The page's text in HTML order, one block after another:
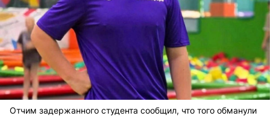
Отчим задержанного студента сообщил, что того обманули